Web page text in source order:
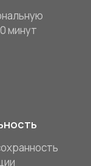
минут